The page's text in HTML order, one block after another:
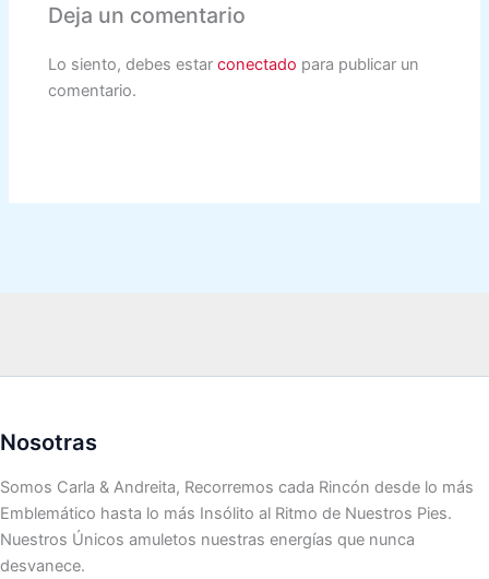
Deja un comentario
Lo siento, debes estarconectado para publicar un
comentario.
Nosotras
Somos Carla & Andreita, Recorremos cada Rincón desde lo más
Emblemático hasta lo más Insólito al Ritmo de Nuestros Pies.
Nuestros Únicos amuletos nuestras energías que nunca
desvanece.